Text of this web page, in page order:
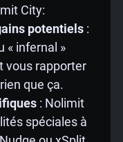
City:
potentiels:
« infernal »
vous rapporter
que ça.
: Nolimit
spéciales à